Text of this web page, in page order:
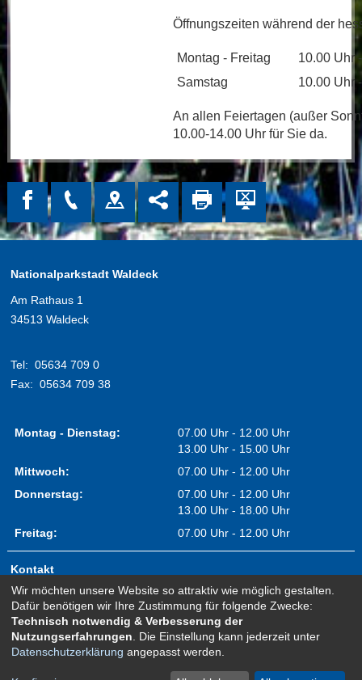
Öffnungszeiten während der
Montag - Freitag
10.00 Uhr
Samstag
10.00 Uhr
An allen Feiertagen (außer
10.00-14.00 Uhr für Sie da.
Nationalparkstadt Waldeck
Am Rathaus 1
34513 Waldeck
Tel: 05634 709 0
Fax: 05634 709 38
Montag - Dienstag:
07.00 Uhr - 12.00 Uhr
13.00 Uhr - 15.00 Uhr
Mittwoch:
07.00 Uhr - 12.00 Uhr
Donnerstag:
07.00 Uhr - 12.00 Uhr
13.00 Uhr - 18.00 Uhr
Freitag:
07.00 Uhr - 12.00 Uhr
Kontakt
Impressum
Erklärung zur Barrierefreiheit
Sitemap
Newsletter Anmeldung
Wir möchten unsere Website so attraktiv wie möglich gestalten.
Dafür benötigen wir Ihre Zustimmung für folgende Zwecke:
Technisch notwendig & Verbesserung der
Nutzungserfahrungen . Die Einstellung kann jederzeit unter
Datenschutzerklärung angepasst werden.